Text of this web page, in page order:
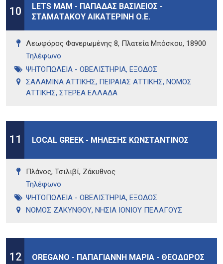
10
LETS MAM - ΠΑΠΑΔΑΣ ΒΑΣΙΛΕΙΟΣ -
ΣΤΑΜΑΤΑΚΟΥ ΑΙΚΑΤΕΡΙΝΗ Ο.Ε.
Λεωφόρος Φανερωμένης 8, Πλατεία Μπόσκου, 18900
Τηλέφωνo
ΨΗΤΟΠΩΛΕΙΑ - ΟΒΕΛΙΣΤΗΡΙΑ, ΕΞΟΔΟΣ
ΣΑΛΑΜΙΝΑ ΑΤΤΙΚΗΣ, ΠΕΙΡΑΙΑΣ ΑΤΤΙΚΗΣ, ΝΟΜΟΣ
ΑΤΤΙΚΗΣ, ΣΤΕΡΕΑ ΕΛΛΑΔΑ
11 LOCAL GREEK - ΜΗΛΕΣΗΣ ΚΩΝΣΤΑΝΤΙΝΟΣ
Πλάνος, Τσιλιβί, Ζάκυθνος
Τηλέφωνo
ΨΗΤΟΠΩΛΕΙΑ - ΟΒΕΛΙΣΤΗΡΙΑ, ΕΞΟΔΟΣ
ΝΟΜΟΣ ΖΑΚΥΝΘΟΥ, ΝΗΣΙΑ ΙΟΝΙΟΥ ΠΕΛΑΓΟΥΣ
12 OREGANO - ΠΑΠΑΓΙΑΝΝΗ ΜΑΡΙΑ - ΘΕΟΔΩΡΟΣ